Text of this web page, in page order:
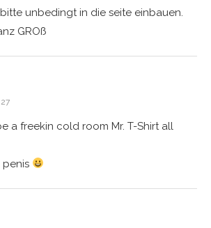
unbedingt in die seite einbauen.
GROß
a freekin cold room Mr. T-Shirt all
penis